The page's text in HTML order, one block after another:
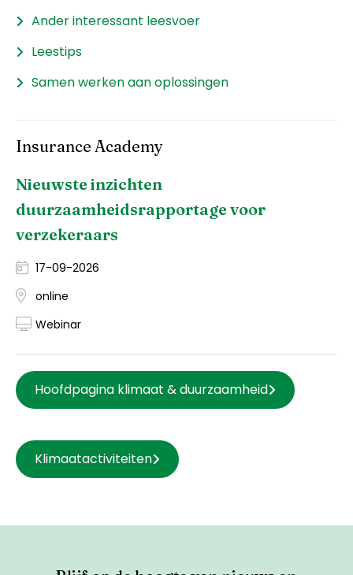
Ander interessant leesvoer
Leestips
Samen werken aan oplossingen
Insurance Academy
Nieuwste inzichten
duurzaamheidsrapportage voor
verzekeraars
17-09-2026
online
Webinar
Hoofdpagina klimaat & duurzaamheid
Klimaatactiviteiten